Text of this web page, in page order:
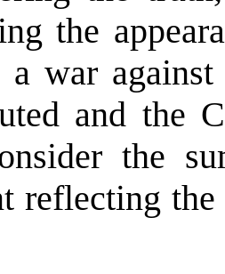
the
a war
and the
the
reflecting